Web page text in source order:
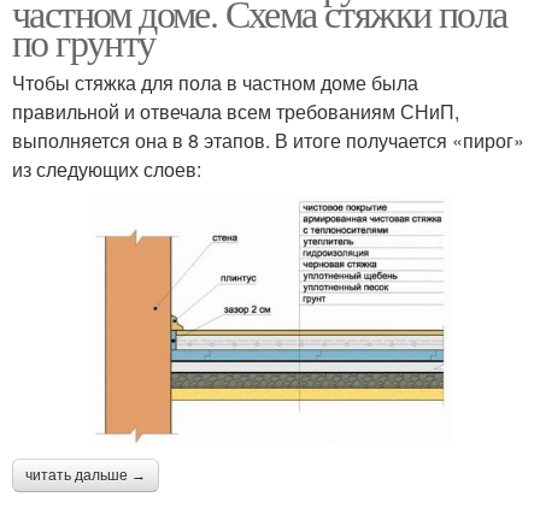
частном доме. Схема стяжки пола
по грунту
Чтобы стяжка для пола в частном доме была
правильной и отвечала всем требованиям СНиП,
выполняется она в 8 этапов. В итоге получается «пирог»
из следующих слоев:
читать дальше →